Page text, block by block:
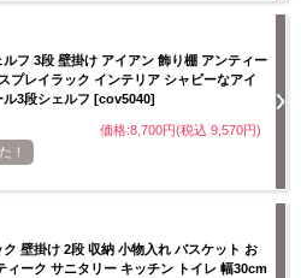
ルフ 3段 壁掛け アイアン 飾り棚 アンティー
プレイラック インテリア シャビーなアイ
ル3段シェルフ [cov5040]
価格:8,700円(税込 9,570円)
！
ク 壁掛け 2段 収納 小物入れ バスケット お
ィーク サニタリー キッチン トイレ 幅30cm